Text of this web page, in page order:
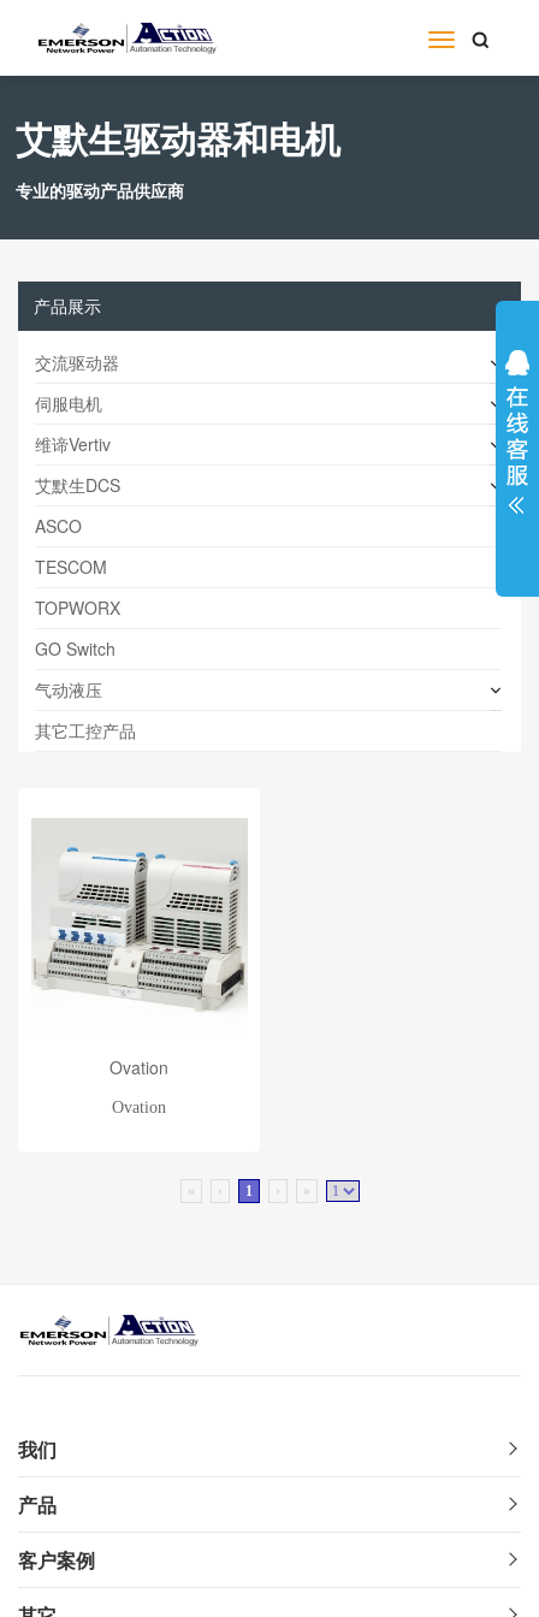
艾默生驱动器和电机
专业的驱动产品供应商
产品展示
交流驱动器
伺服电机
维谛Vertiv
艾默生DCS
ASCO
TESCOM
TOPWORX
GO Switch
气动液压
其它工控产品
Ovation
Ovation
« ‹ 1 › »
我们
产品
客户案例